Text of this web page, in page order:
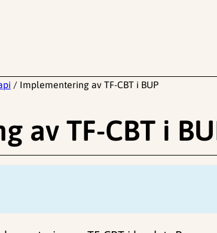
/ Implementering av TF-CBT i BUP
av TF-CBT i